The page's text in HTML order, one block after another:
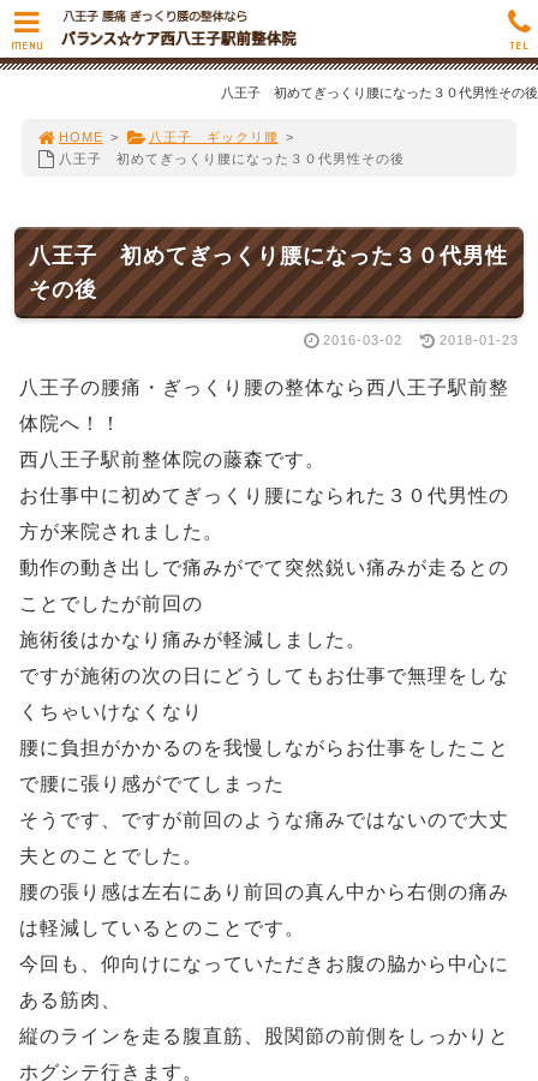
八王子 初めてぎっくり腰になった３０代男性その後
HOME > 八王子 ギックリ腰 >
八王子 初めてぎっくり腰になった３０代男性その後
八王子 初めてぎっくり腰になった３０代男性
その後
2016-03-02 2018-01-23
八王子の腰痛・ぎっくり腰の整体なら西八王子駅前整
体院へ！！
西八王子駅前整体院の藤森です。
お仕事中に初めてぎっくり腰になられた３０代男性の
方が来院されました。
動作の動き出しで痛みがでて突然鋭い痛みが走るとの
ことでしたが前回の
施術後はかなり痛みが軽減しました。
ですが施術の次の日にどうしてもお仕事で無理をしな
くちゃいけなくなり
腰に負担がかかるのを我慢しながらお仕事をしたこと
で腰に張り感がでてしまった
そうです、ですが前回のような痛みではないので大丈
夫とのことでした。
腰の張り感は左右にあり前回の真ん中から右側の痛み
は軽減しているとのことです。
今回も、仰向けになっていただきお腹の脇から中心に
ある筋肉、
縦のラインを走る腹直筋、股関節の前側をしっかりと
ホグシテ行きます。
MENU TEL